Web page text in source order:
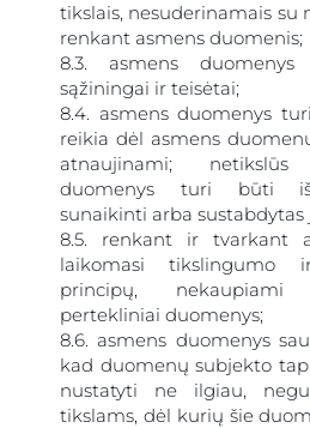
tikslais, nesuderinamais su
renkant asmens duomenis;
8.3. asmens
sąžiningai ir teisėtai;
8.4. asmens duomenys
reikia dėl asmens
atnaujinami;
duomenys turi būti
sunaikinti arba sustabdytas
8.5. renkant ir tvarkant
laikomasi tikslingumo
principų,
pertekliniai duomenys;
8.6. asmens duomenys
kad duomenų subjekto
nustatyti ne ilgiau,
tikslams, dėl kurių šie